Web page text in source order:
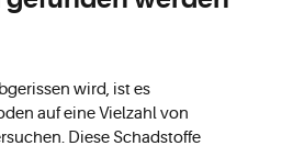
wird, ist es
auf eine Vielzahl von
Diese Schadstoffe